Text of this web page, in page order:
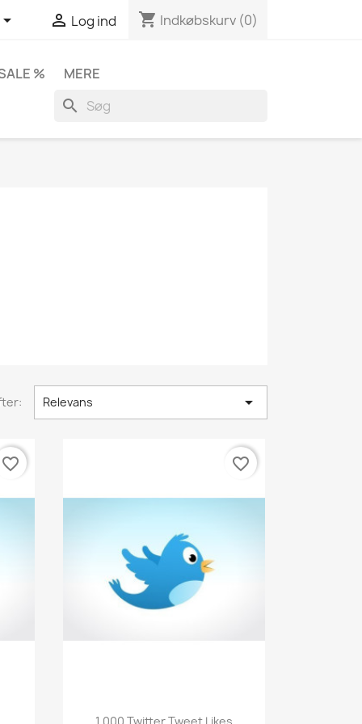
 Log ind shopping_cart Indkøbskurv (0)
% MERE
search
Relevans 
favorite_border
Vis her
1.000 Twitter Tweet Likes
favorite_border